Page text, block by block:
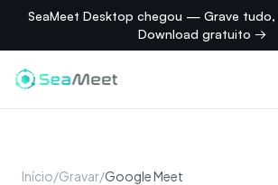
SeaMeet Desktop chegou — Grave tudo,
Download gratuito →
Início/Gravar/Google Meet